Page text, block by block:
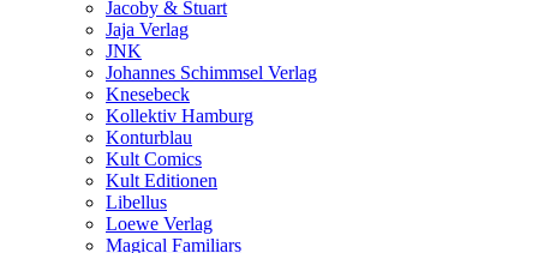
Jacoby & Stuart
Jaja Verlag
JNK
Johannes Schimmsel Verlag
Knesebeck
Kollektiv Hamburg
Konturblau
Kult Comics
Kult Editionen
Libellus
Loewe Verlag
Magical Familiars